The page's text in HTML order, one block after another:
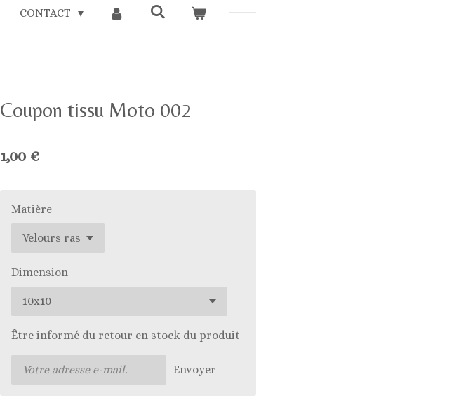
CONTACT
Coupon tissu Moto 002
1,00 €
Matière
Dimension
Être informé du retour en stock du produit
Envoyer